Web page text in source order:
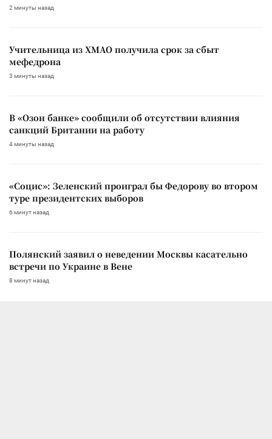
2 минуты назад
Учительница из ХМАО получила срок за сбыт
мефедрона
3 минуты назад
В «Озон банке» сообщили об отсутствии влияния
санкций Британии на работу
4 минуты назад
«Социс»: Зеленский проиграл бы Федорову во втором
туре президентских выборов
6 минут назад
Полянский заявил о неведении Москвы касательно
встречи по Украине в Вене
8 минут назад